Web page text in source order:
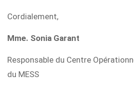
Cordialement,
Mme. Sonia Garant
Responsable du Centre
du MESS